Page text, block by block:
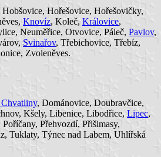
Hobšovice, Hořešovice, Hořešovičky,
Knovíz, Koleč, Královice,
Neuměřice, Otvovice, Páleč, Pavlov,
Svinařov, Třebichovice, Třebíz,
Zvoleněves.
, Dománovice, Doubravčice,
Kšely, Libenice, Libodřice, Lipec,
Přehvozdí, Přišimasy,
Tuklaty, Týnec nad Labem, Uhlířská